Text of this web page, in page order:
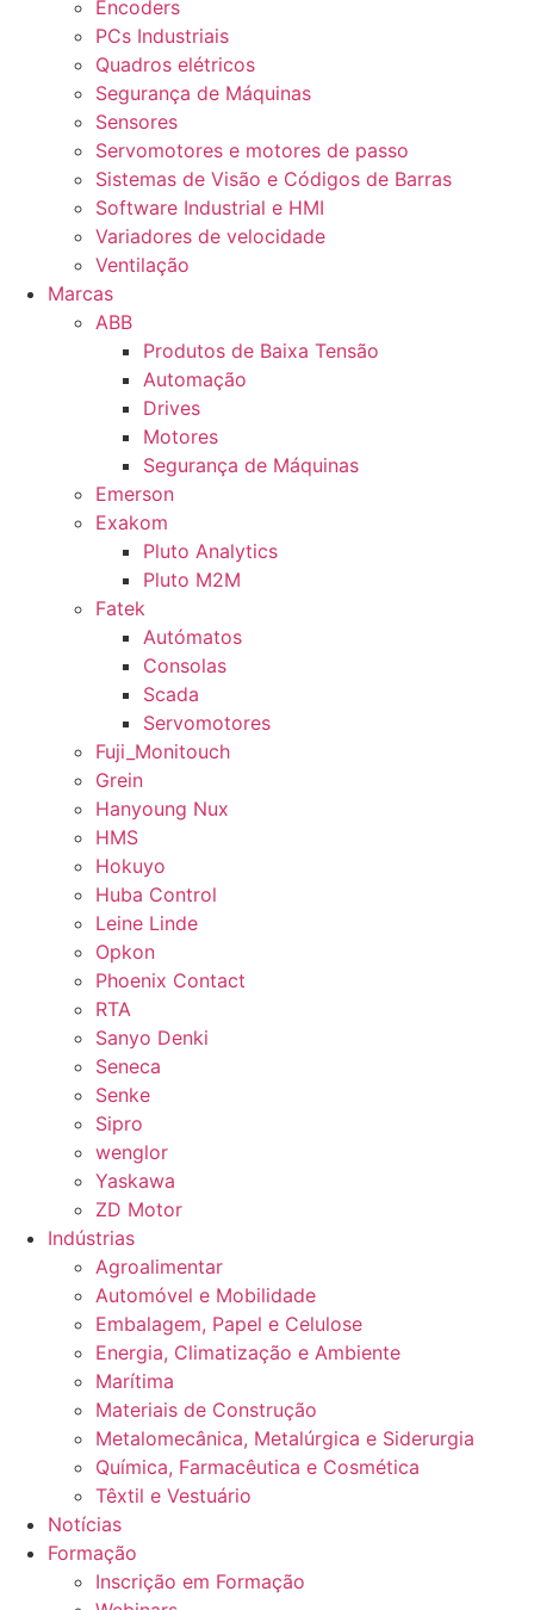
Encoders
PCs Industriais
Quadros elétricos
Segurança de Máquinas
Sensores
Servomotores e motores de passo
Sistemas de Visão e Códigos de Barras
Software Industrial e HMI
Variadores de velocidade
Ventilação
Marcas
ABB
Produtos de Baixa Tensão
Automação
Drives
Motores
Segurança de Máquinas
Emerson
Exakom
Pluto Analytics
Pluto M2M
Fatek
Autómatos
Consolas
Scada
Servomotores
Fuji_Monitouch
Grein
Hanyoung Nux
HMS
Hokuyo
Huba Control
Leine Linde
Opkon
Phoenix Contact
RTA
Sanyo Denki
Seneca
Senke
Sipro
wenglor
Yaskawa
ZD Motor
Indústrias
Agroalimentar
Automóvel e Mobilidade
Embalagem, Papel e Celulose
Energia, Climatização e Ambiente
Marítima
Materiais de Construção
Metalomecânica, Metalúrgica e Siderurgia
Química, Farmacêutica e Cosmética
Têxtil e Vestuário
Notícias
Formação
Inscrição em Formação